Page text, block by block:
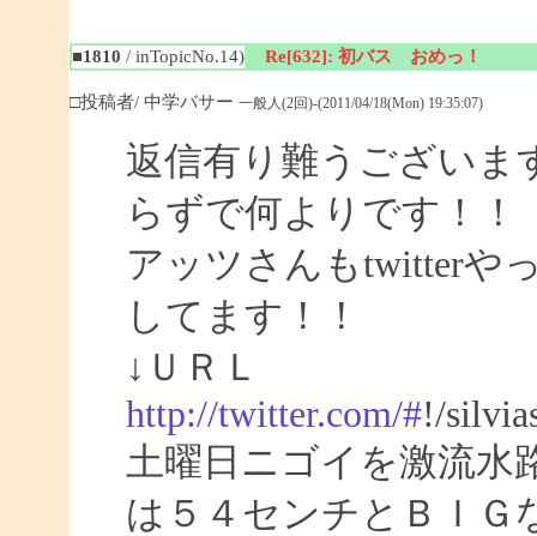
■1810 / inTopicNo.14) Re[632]: 初バス おめっ！
□投稿者/ 中学バサー 一般人(2回)-(2011/04/18(Mon) 19:35:07)
返信有り難うございま
らずで何よりです！！
アッツさんもtwitterや
してます！！
↓ＵＲＬ
http://twitter.com/#!/
土曜日ニゴイを激流水
は５４センチとＢＩＧ